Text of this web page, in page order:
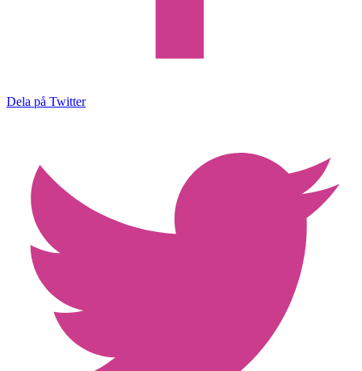
Dela på Twitter